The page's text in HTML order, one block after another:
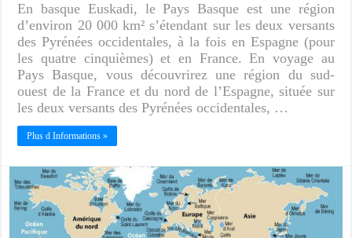
En basque Euskadi, le Pays Basque est une région
d’environ 20 000 km² s’étendant sur les deux versants
des Pyrénées occidentales, à la fois en Espagne (pour
les quatre cinquièmes) et en France. En voyage au
Pays Basque, vous découvrirez une région du sud-
ouest de la France et du nord de l’Espagne, située sur
les deux versants des Pyrénées occidentales, …
Plus d Informations »